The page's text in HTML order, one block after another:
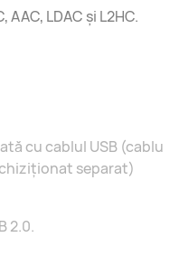
LDAC și L2HC.
cu cablul USB (cablu
separat)
2.0.